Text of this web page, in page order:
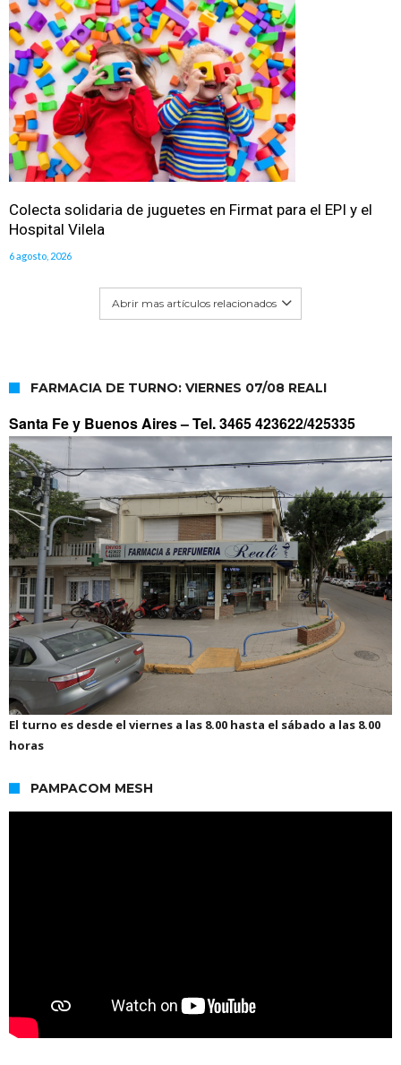
Colecta solidaria de juguetes en Firmat para el EPI y el
Hospital Vilela
6 agosto, 2026
Abrir mas artículos relacionados
FARMACIA DE TURNO: VIERNES 07/08 REALI
Santa Fe y Buenos Aires –Tel. 3465 423622/425335
El turno es desde el viernes a las 8.00 hasta el sábado a las 8.00
horas
PAMPACOM MESH